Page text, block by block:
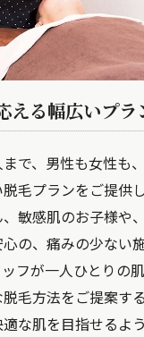
える幅広いプラ
で、男性も女性も
毛プランをご提供
敏感肌のお子様や
の、痛みの少ない
フが一人ひとりの
毛方法をご提案す
な肌を目指せるよ